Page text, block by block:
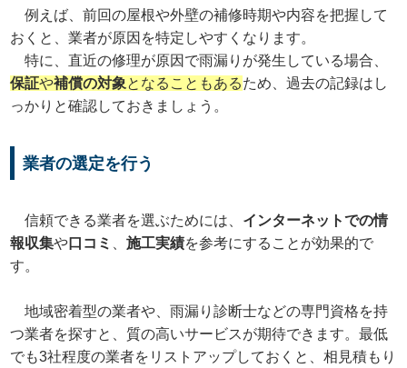
例えば、前回の屋根や外壁の補修時期や内容を把握して
おくと、業者が原因を特定しやすくなります。
特に、直近の修理が原因で雨漏りが発生している場合、
保証や補償の対象となることもあるため、過去の記録はし
っかりと確認しておきましょう。
業者の選定を行う
信頼できる業者を選ぶためには、 インターネットでの情
報収集や口コミ 、施工実績を参考にすることが効果的で
す。
地域密着型の業者や、雨漏り診断士などの専門資格を持
つ業者を探すと、質の高いサービスが期待できます。最低
でも3社程度の業者をリストアップしておくと、相見積もり